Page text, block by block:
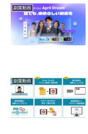
副業動画
副業動画